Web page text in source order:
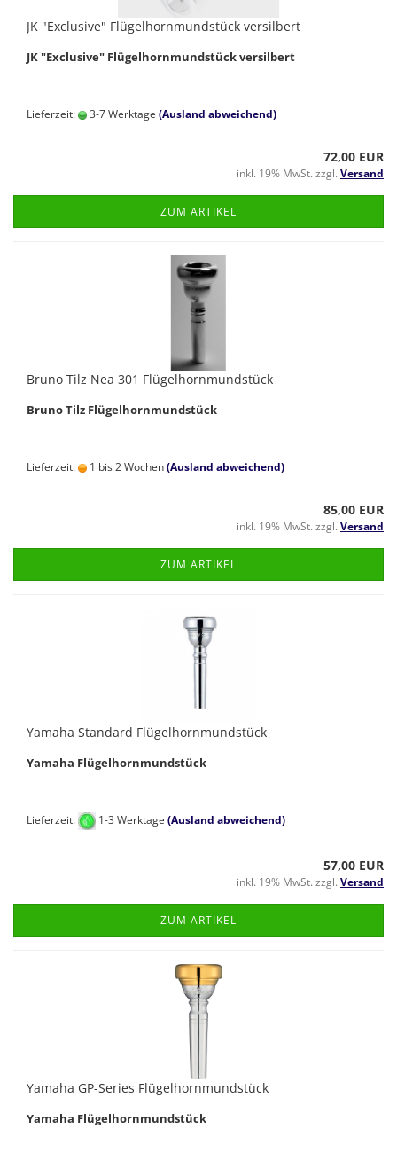
JK "Exclusive" Flügelhornmundstück versilbert
JK "Exclusive" Flügelhornmundstück versilbert
Lieferzeit: 3-7 Werktage (Ausland abweichend)
72,00 EUR
inkl. 19% MwSt. zzgl. Versand
ZUM ARTIKEL
Bruno Tilz Nea 301 Flügelhornmundstück
Bruno Tilz Flügelhornmundstück
Lieferzeit: 1 bis 2 Wochen(Ausland abweichend)
85,00 EUR
inkl. 19% MwSt. zzgl. Versand
ZUM ARTIKEL
Yamaha Standard Flügelhornmundstück
Yamaha Flügelhornmundstück
Lieferzeit: 1-3 Werktage (Ausland abweichend)
57,00 EUR
inkl. 19% MwSt. zzgl. Versand
ZUM ARTIKEL
Yamaha GP-Series Flügelhornmundstück
Yamaha Flügelhornmundstück